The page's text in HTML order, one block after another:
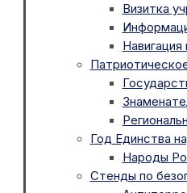
Визитка
Год Единства
Народы
Стенды по